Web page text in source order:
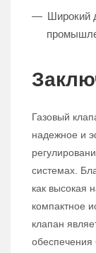
Широкий
Газовый
надежное и
системах.
как высокая
компактное
клапан
обеспечения